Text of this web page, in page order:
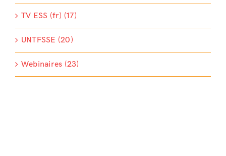
TV ESS (fr) (17)
UNTFSSE (20)
Webinaires (23)